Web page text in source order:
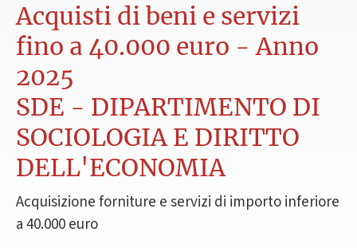
Acquisti di beni e servizi
fino a 40.000 euro - Anno
2025
SDE - DIPARTIMENTO DI
SOCIOLOGIA E DIRITTO
DELL'ECONOMIA
Acquisizione forniture e servizi di importo inferiore
a 40.000 euro